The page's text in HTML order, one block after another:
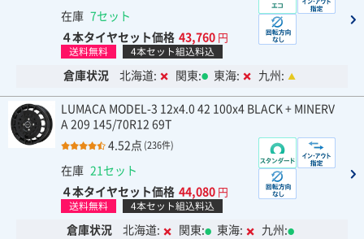
在庫 7セット
４本タイヤセット価格 43,760 円
送料無料 4本セット組込料込
倉庫状況 北海道: 関東: 東海: 九州:
LUMACA MODEL-3 12x4.0 42 100x4 BLACK + MINERV
A 209 145/70R12 69T
4.52点 (236件)
在庫 21セット
４本タイヤセット価格 44,080 円
送料無料 4本セット組込料込
倉庫状況 北海道: 関東: 東海: 九州: